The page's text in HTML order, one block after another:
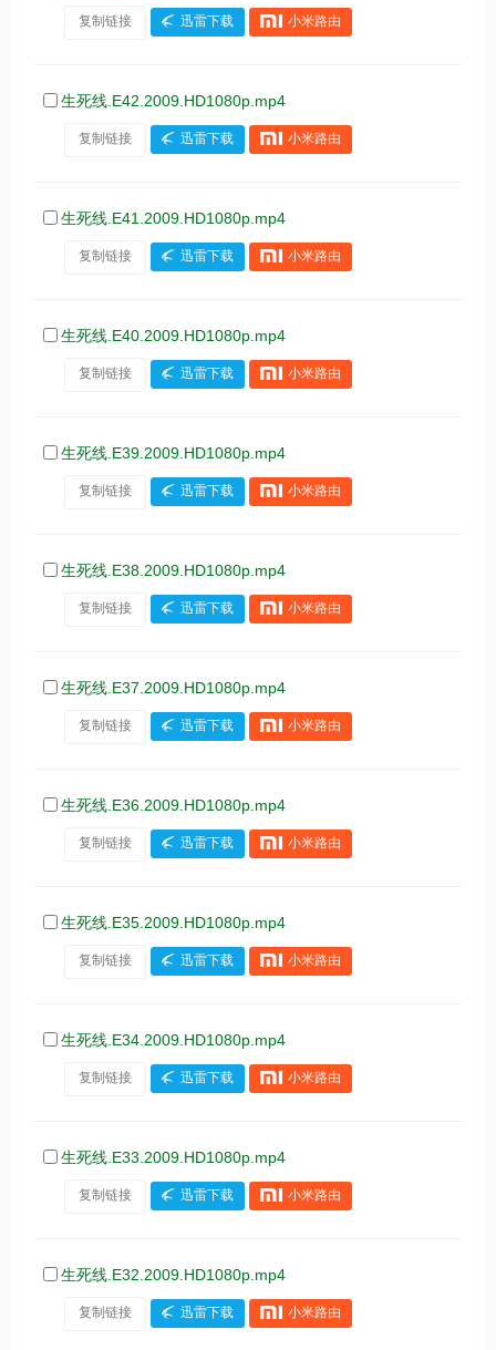
复制链接 迅雷下载 小米路由
生死线.E42.2009.HD1080p.mp4
复制链接 迅雷下载 小米路由
生死线.E41.2009.HD1080p.mp4
复制链接 迅雷下载 小米路由
生死线.E40.2009.HD1080p.mp4
复制链接 迅雷下载 小米路由
生死线.E39.2009.HD1080p.mp4
复制链接 迅雷下载 小米路由
生死线.E38.2009.HD1080p.mp4
复制链接 迅雷下载 小米路由
生死线.E37.2009.HD1080p.mp4
复制链接 迅雷下载 小米路由
生死线.E36.2009.HD1080p.mp4
复制链接 迅雷下载 小米路由
生死线.E35.2009.HD1080p.mp4
复制链接 迅雷下载 小米路由
生死线.E34.2009.HD1080p.mp4
复制链接 迅雷下载 小米路由
生死线.E33.2009.HD1080p.mp4
复制链接 迅雷下载 小米路由
生死线.E32.2009.HD1080p.mp4
复制链接 迅雷下载 小米路由